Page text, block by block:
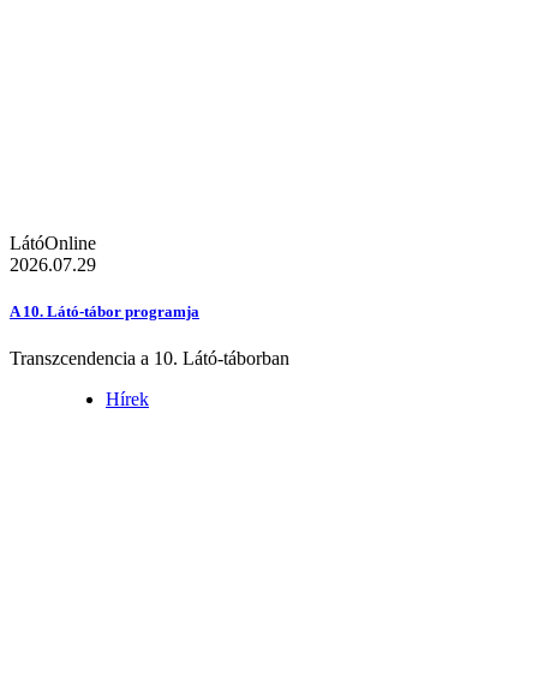
LátóOnline
2026.07.29
A 10. Látó-tábor programja
Transzcendencia a 10. Látó-táborban
Hírek